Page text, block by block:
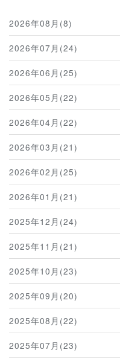
2026年08月(8)
2026年07月(24)
2026年06月(25)
2026年05月(22)
2026年04月(22)
2026年03月(21)
2026年02月(25)
2026年01月(21)
2025年12月(24)
2025年11月(21)
2025年10月(23)
2025年09月(20)
2025年08月(22)
2025年07月(23)